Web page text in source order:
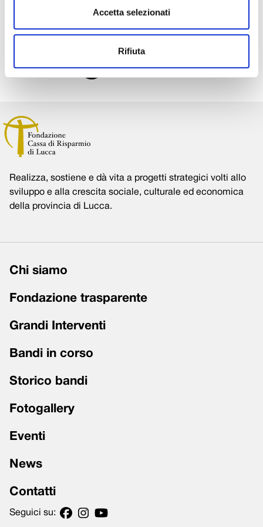
Accetta selezionati
Rifiuta
quelle presso le quali sono risultati vincitori».
Realizza, sostiene e dà vita a progetti strategici volti allo
sviluppo e alla crescita sociale, culturale ed economica
della provincia di Lucca.
Chi siamo
Fondazione trasparente
Grandi Interventi
Bandi in corso
Storico bandi
Fotogallery
Eventi
News
Contatti
Seguici su: